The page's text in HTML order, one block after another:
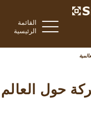
القائمة
الرئيسية
حول العالم